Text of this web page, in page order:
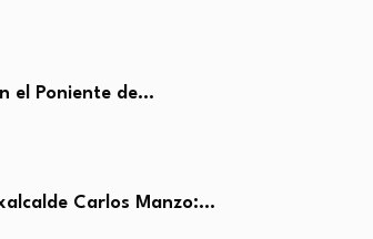
el Poniente de…
Carlos Manzo:…